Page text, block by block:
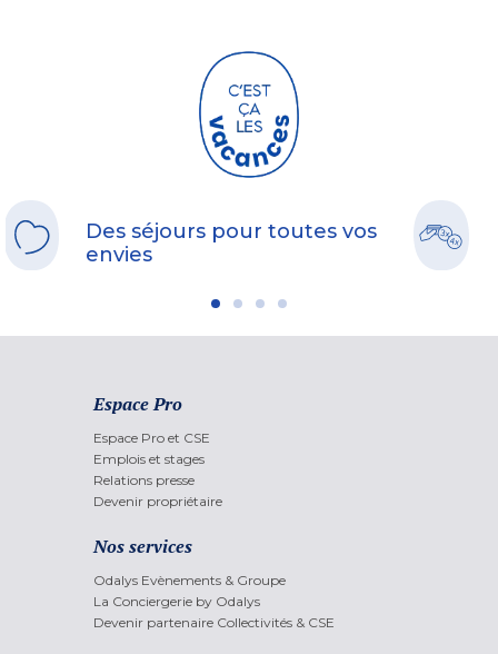
Des séjours pour toutes vos
envies
Espace Pro
Espace Pro et CSE
Emplois et stages
Relations presse
Devenir propriétaire
Nos services
Odalys Evènements & Groupe
La Conciergerie by Odalys
Devenir partenaire Collectivités & CSE